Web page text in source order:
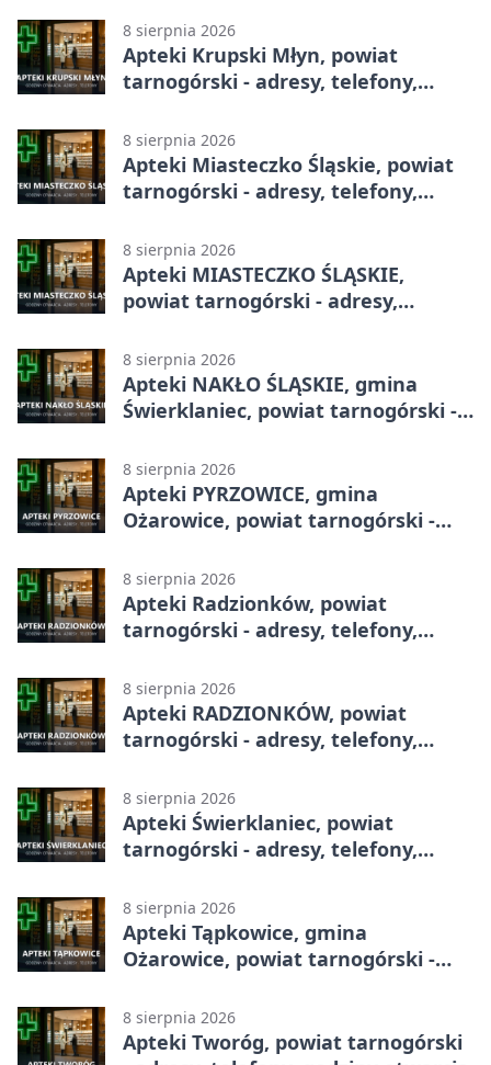
8 sierpnia 2026
Apteki Krupski Młyn, powiat
tarnogórski - adresy, telefony,
8 sierpnia 2026
Apteki Miasteczko Śląskie, powiat
tarnogórski - adresy, telefony,
8 sierpnia 2026
Apteki MIASTECZKO ŚLĄSKIE,
powiat tarnogórski - adresy,
8 sierpnia 2026
Apteki NAKŁO ŚLĄSKIE, gmina
Świerklaniec, powiat tarnogórski -
8 sierpnia 2026
Apteki PYRZOWICE, gmina
Ożarowice, powiat tarnogórski -
8 sierpnia 2026
Apteki Radzionków, powiat
tarnogórski - adresy, telefony,
8 sierpnia 2026
Apteki RADZIONKÓW, powiat
tarnogórski - adresy, telefony,
8 sierpnia 2026
Apteki Świerklaniec, powiat
tarnogórski - adresy, telefony,
8 sierpnia 2026
Apteki Tąpkowice, gmina
Ożarowice, powiat tarnogórski -
8 sierpnia 2026
Apteki Tworóg, powiat tarnogórski